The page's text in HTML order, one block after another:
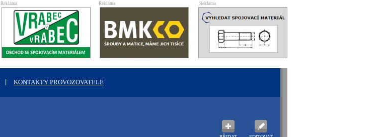
Reklama Reklama Reklama
KONTAKTY PROVOZOVATELE